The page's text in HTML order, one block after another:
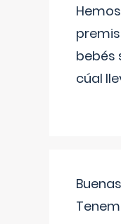
bebés
cúal